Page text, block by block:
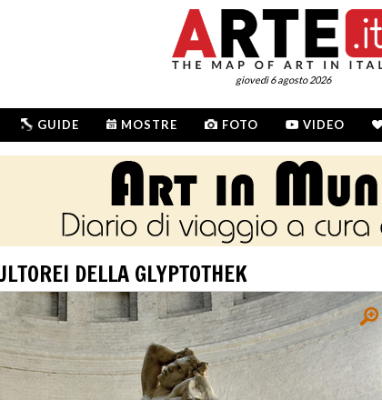
giovedì 6 agosto 2026
GUIDE MOSTRE FOTO VIDEO
DELLA GLYPTOTHEK